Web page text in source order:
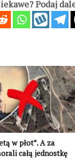
Podaj
w płot”. A za
całą jednostkę